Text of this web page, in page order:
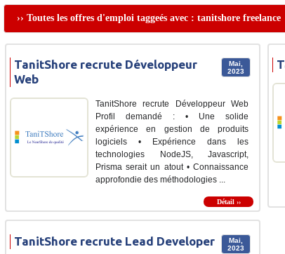
›› Toutes les offres d'emploi taggeés avec : tanitshore freelance
Mai,
2023
TanitShore recrute Développeur
Web
TanitShore recrute Développeur Web
Profil demandé : • Une solide
expérience en gestion de produits
logiciels • Expérience dans les
technologies NodeJS, Javascript,
Prisma serait un atout • Connaissance
approfondie des méthodologies ...
Détail ››
Mai,
2023
TanitShore recrute Lead Developer